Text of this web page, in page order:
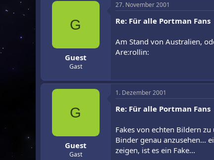
G
Guest
Gast
27. November 2001
Re: Für alle Portman Fans
Am Stand von Australien,
Are:rollin:
G
Guest
Gast
1. Dezember 2001
Re: Für alle Portman Fans
Fakes von echten Bildern
Binder genau anzusehen...
zeigen, ist es ein Fake...